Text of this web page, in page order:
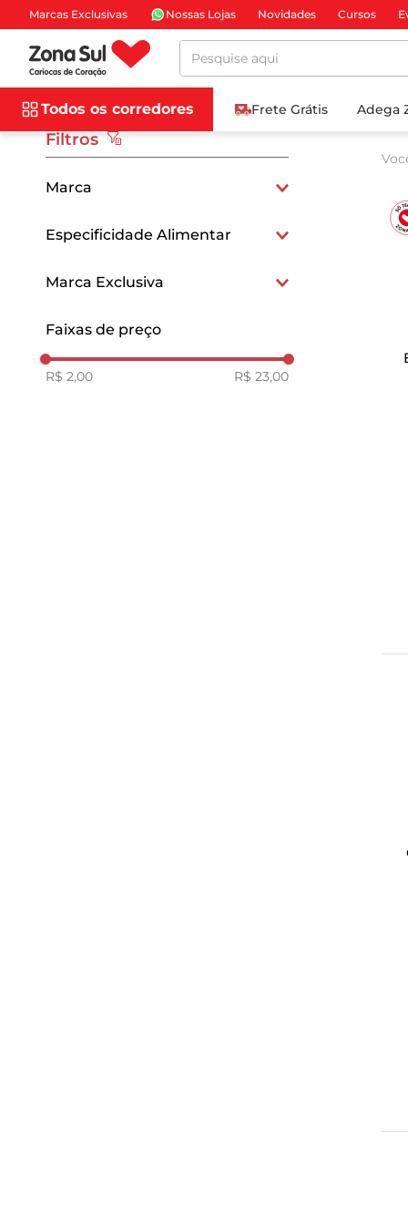
Marcas Exclusivas Nossas Lojas Novidades Cursos
Pesquise aqui
Todos os corredores Frete Grátis Adega
Filtros
Marca
NAVEIA
Especificidade Alimentar
Vegano
Marca Exclusiva
Faixas de preço
R$ 2,00 R$ 23,00